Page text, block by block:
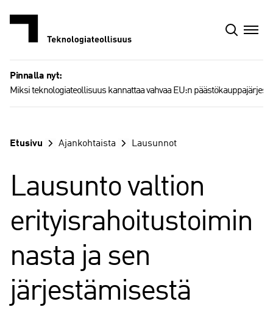
Pinnalla nyt:
Miksi teknologiateollisuus kannattaa vahvaa EU:n
Etusivu Ajankohtaista Lausunnot
Lausunto valtion
erityisrahoitustoimin
nasta ja sen
järjestämisestä